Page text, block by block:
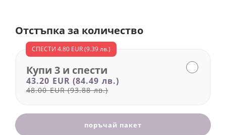
с
розмарин
Фоликсил
Отстъпка за количество
СПЕСТИ4.80 EUR(9.39 лв.)
Купи 3 и спести
43.20 EUR (84.49 лв.)
48.00 EUR(93.88 лв.)
поръчай пакет